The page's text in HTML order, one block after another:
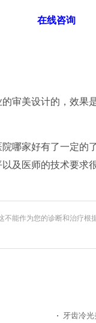
在线咨询
美设计的，效果
家好有了一定的
及医师的技术要求
能作为您的诊断和治疗
牙齿冷